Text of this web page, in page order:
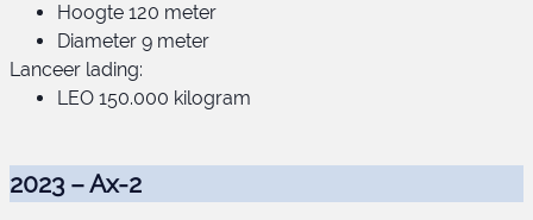
Hoogte 120 meter
Diameter 9 meter
Lanceer lading:
LEO 150.000 kilogram
2023 – Ax-2